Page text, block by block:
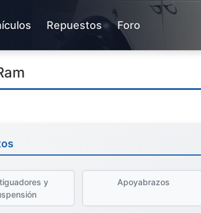
Repuestos Foro
y
Apoyabrazos